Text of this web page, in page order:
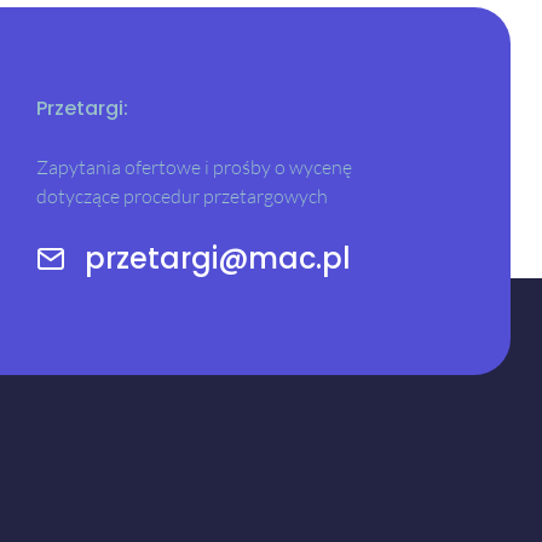
Przetargi:
Zapytania ofertowe i prośby o wycenę
dotyczące procedur przetargowych
przetargi@mac.pl